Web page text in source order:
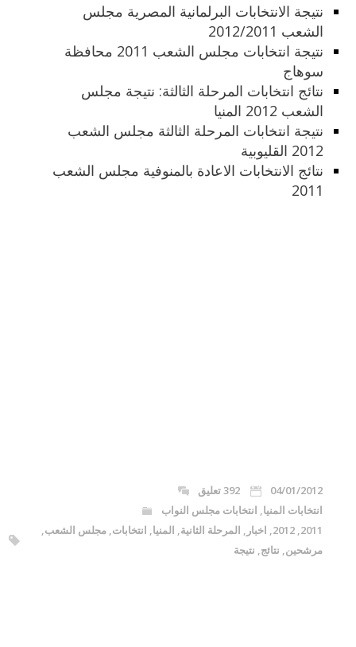
نتيجة الانتخابات البرلمانية المصرية مجلس
الشعب 2012/2011
نتيجة انتخابات مجلس الشعب 2011 محافظة
سوهاج
نتائج انتخابات المرحلة الثالثة: نتيجة مجلس
الشعب 2012 المنيا
نتيجة انتخابات المرحلة الثالثة مجلس الشعب
2012 القليوبية
نتائج الانتخابات الاعادة بالمنوفية مجلس الشعب
2011
04/01/2012
392 تعليق
انتخابات المنيا, انتخابات مجلس النواب
2011
,
2012
, اخبار , المرحلة الثانية, المنيا, انتخابات,مجلس الشعب,
مرشحين, نتائج, نتيجة